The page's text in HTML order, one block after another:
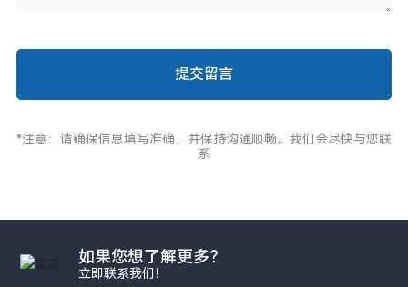
提交留言
*注意：请确保信息填写准确，并保持沟通顺畅。我们会尽快与您联
系
如果您想了解更多？
立即联系我们！